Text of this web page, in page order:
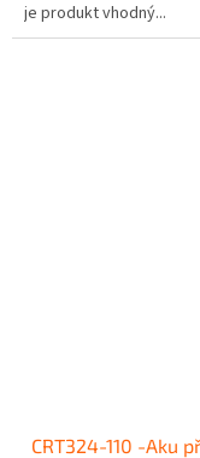
je produkt vhodný...
CRT324-110 -Aku